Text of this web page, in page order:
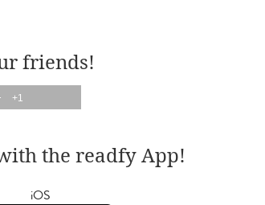
friends!
+1
the readfy App!
iOS